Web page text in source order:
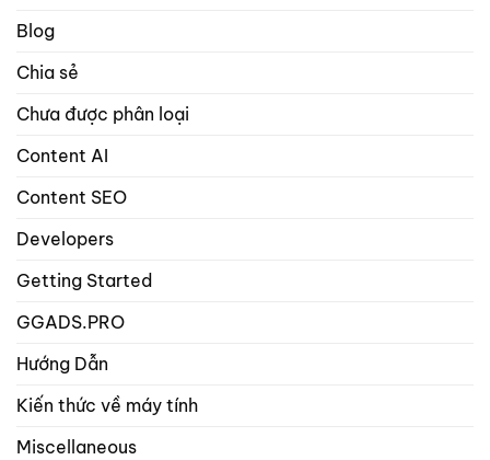
Blog
Chia sẻ
Chưa được phân loại
Content AI
Content SEO
Developers
Getting Started
GGADS.PRO
Hướng Dẫn
Kiến thức về máy tính
Miscellaneous